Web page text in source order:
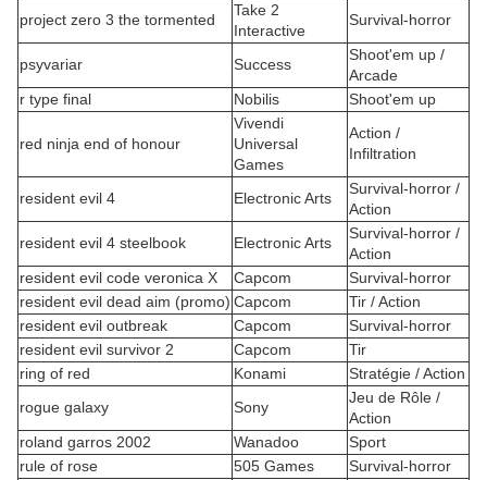
project zero 3 the tormented
Take 2
Interactive
Survival-horror
psyvariar Success
Shoot'em up /
Arcade
r type final
Nobilis Shoot'em up
red ninja end of honour
Vivendi
Universal
Games
Action /
Infiltration
resident evil 4 Electronic Arts
Survival-horror /
Action
resident evil 4 steelbook
Electronic Arts
Survival-horror /
Action
resident evil code veronica X
Capcom
Survival-horror
resident evil dead aim (promo) Capcom
Tir / Action
resident evil outbreak
Capcom
Survival-horror
resident evil survivor 2
Capcom
Tir
ring of red
Konami
Stratégie / Action
rogue galaxy
Sony
Jeu de Rôle /
Action
roland garros 2002
Wanadoo
Sport
rule of rose
505 Games
Survival-horror